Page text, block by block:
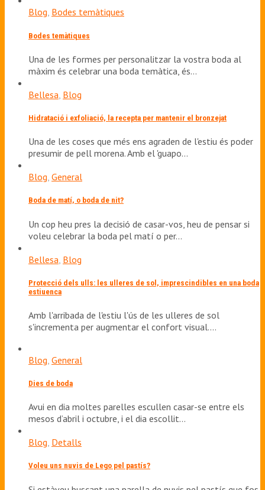
Blog, Bodes temàtiques
Bodes temàtiques
Una de les formes per personalitzar la vostra boda al
màxim és celebrar una boda temàtica, és…
Bellesa Blog
Hidratació i exfoliació, la recepta per mantenir el bronzejat
Una de les coses que més ens agraden de l'estiu és poder
presumir de pell morena. Amb el 'guapo…
Blog, General
Boda de matí, o boda de nit?
Un cop heu pres la decisió de casar-vos, heu de pensar si
voleu celebrar la boda pel matí o per…
Bellesa Blog
Protecció dels ulls: les ulleres de sol, imprescindibles en una boda
estiuenca
Amb l'arribada de l'estiu l'ús de les ulleres de sol
s'incrementa per augmentar el confort visual.…
Blog General
Dies de boda
Avui en dia moltes parelles escullen casar-se entre els
mesos d’abril i octubre, i el dia escollit…
Blog, Detalls
Voleu uns nuvis de Lego pel pastís?